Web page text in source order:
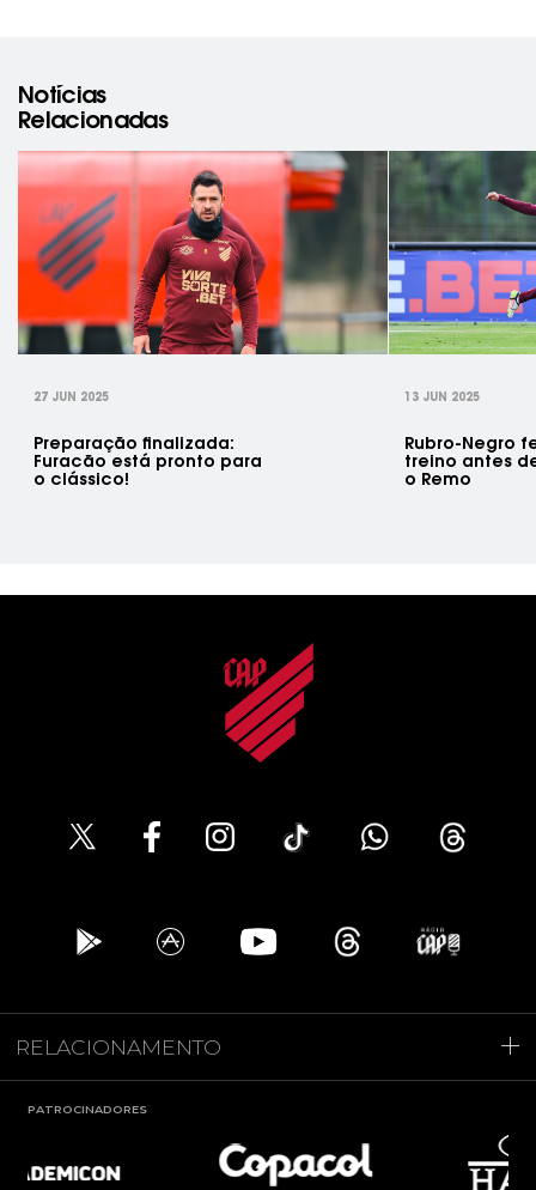
Notícias
Relacionadas
27 JUN 2025
Preparação finalizada:
Furacão está pronto para
o clássico!
13 JUN 2025
Rubro-Negro
treino antes
o Remo
RELACIONAMENTO
PATROCINADORES